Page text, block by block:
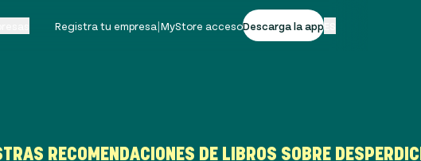
Registra tu empresa|MyStore accesoDescarga la app
RECOMENDACIONES DE LIBROS SOBRE